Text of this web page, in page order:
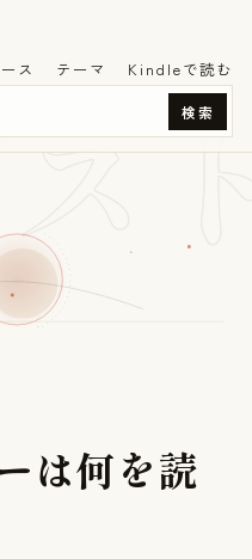
検索
ス テーマ Kindleで読む
は何を読